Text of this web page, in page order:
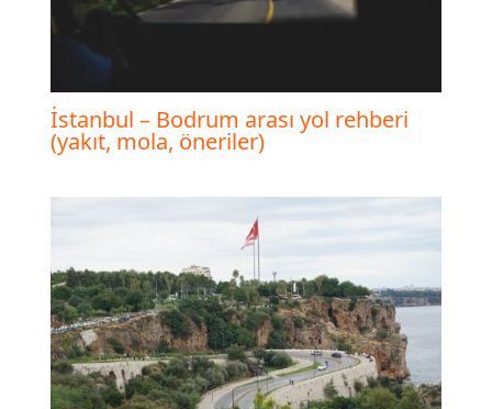
İstanbul – Bodrum arası yol rehberi
(yakıt, mola, öneriler)